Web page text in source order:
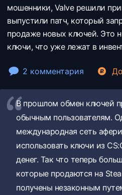
мошенники, Valve решили
выпустили патч, который
продаже новых ключей. Это
ключи, что уже лежат в
2 комментария
В прошлом обмен ключей
обычным пользователям.
международная сеть
использовать ключи из
денег. Так что теперь
которые продаются на
получены незаконным